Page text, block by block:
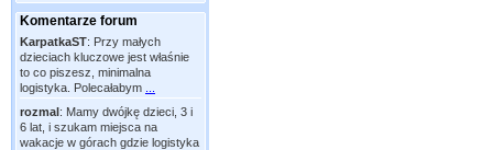
Komentarze forum
KarpatkaST: Przy małych
dzieciach kluczowe jest właśnie
to co piszesz, minimalna
logistyka. Polecałabym
rozmal: Mamy dwójkę dzieci, 3 i
6 lat, i szukam miejsca na
wakacje w górach gdzie logistyka